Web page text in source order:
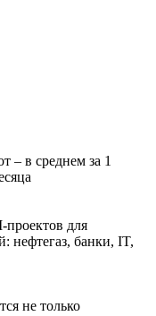
– в среднем за 1
для
нефтегаз, банки, IT,
не только